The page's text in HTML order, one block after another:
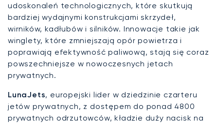
udoskonaleń technologicznych, które skutkują
bardziej wydajnymi konstrukcjami skrzydeł,
wirników, kadłubów i silników. Innowacje takie jak
winglety, które zmniejszają opór powietrza i
poprawiają efektywność paliwową, stają się coraz
powszechniejsze w nowoczesnych jetach
prywatnych.
LunaJets, europejski lider w dziedzinie czarteru
jetów prywatnych, z dostępem do ponad 4800
prywatnych odrzutowców, kładzie duży nacisk na